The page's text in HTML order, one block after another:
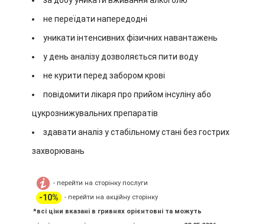
не переїдати напередодні
уникати інтенсивних фізичних навантажень
у день аналізу дозволяється пити воду
не курити перед забором крові
повідомити лікаря про прийом інсуліну або
цукрознижувальних препаратів
здавати аналіз у стабільному стані без гострих
захворювань
- перейти на сторінку послуги
-10%
- перейти на акційну сторінку
*всі ціни вказані в гривнях орієнтовні та можуть